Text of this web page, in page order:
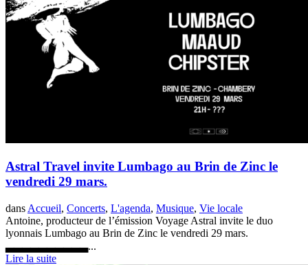
Astral Travel invite Lumbago au Brin de Zinc le
vendredi 29 mars.
dans Accueil, Concerts, L'agenda, Musique, Vie locale
Antoine, producteur de l’émission Voyage Astral invite le duo
lyonnais Lumbago au Brin de Zinc le vendredi 29 mars.
▃▃▃▃▃▃▃▃▃▃...
Lire la suite